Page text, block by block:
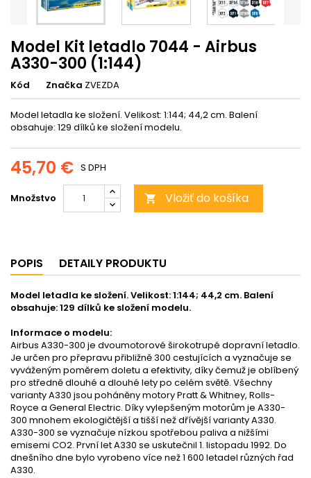
Model Kit letadlo 7044 - Airbus
A330-300 (1:144)
Kód Značka ZVEZDA
Model letadla ke složení. Velikost: 1:144; 44,2 cm. Balení
obsahuje: 129 dílků ke složení modelu.
45,70 € S DPH
Množstvo  Vložiť do košíka
POPIS DETAILY PRODUKTU
Model letadla ke složení. Velikost: 1:144; 44,2 cm. Balení
obsahuje: 129 dílků ke složení modelu.
Informace o modelu:
Airbus A330-300 je dvoumotorové širokotrupé dopravní letadlo.
Je určen pro přepravu přibližně 300 cestujících a vyznačuje se
vyváženým poměrem doletu a efektivity, díky čemuž je oblíbený
pro středně dlouhé a dlouhé lety po celém světě. Všechny
varianty A330 jsou poháněny motory Pratt & Whitney, Rolls-
Royce a General Electric. Díky vylepšeným motorům je A330-
300 mnohem ekologičtější a tišší než dřívější varianty A330.
A330-300 se vyznačuje nízkou spotřebou paliva a nižšími
emisemi CO2. První let A330 se uskutečnil 1. listopadu 1992. Do
dnešního dne bylo vyrobeno více než 1 600 letadel různých řad
A330.